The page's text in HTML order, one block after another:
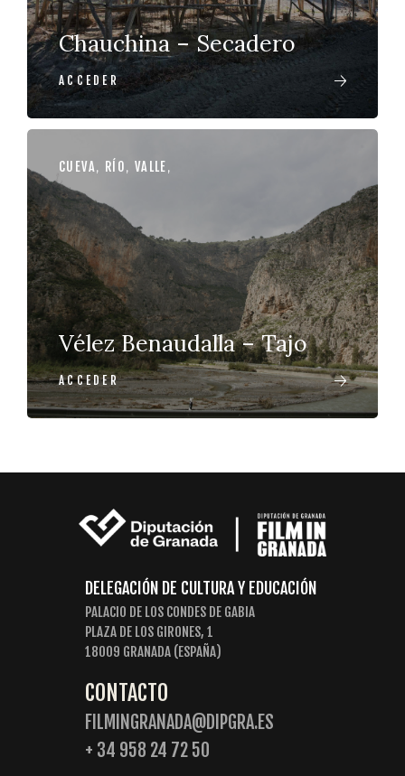
Chauchina – Secadero
ACCEDER
CUEVA, RÍO, VALLE,
Vélez Benaudalla – Tajo
ACCEDER
DELEGACIÓN DE CULTURA Y EDUCACIÓN
PALACIO DE LOS CONDES DE GABIA
PLAZA DE LOS GIRONES, 1
18009 GRANADA (ESPAÑA)
CONTACTO
FILMINGRANADA@DIPGRA.ES
+ 34 958 24 72 50